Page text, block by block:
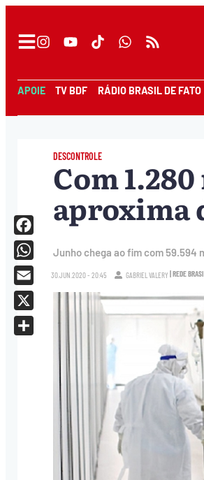
APOIE TV BDF RÁDIO BRASIL DE FATO
DESCONTROLE
Com
aproxima
Junho chega ao fim com 59.594
30.JUN.2020 - 20:45 GABRIEL VALERY | REDE
Facebook
WhatsApp
Email
X